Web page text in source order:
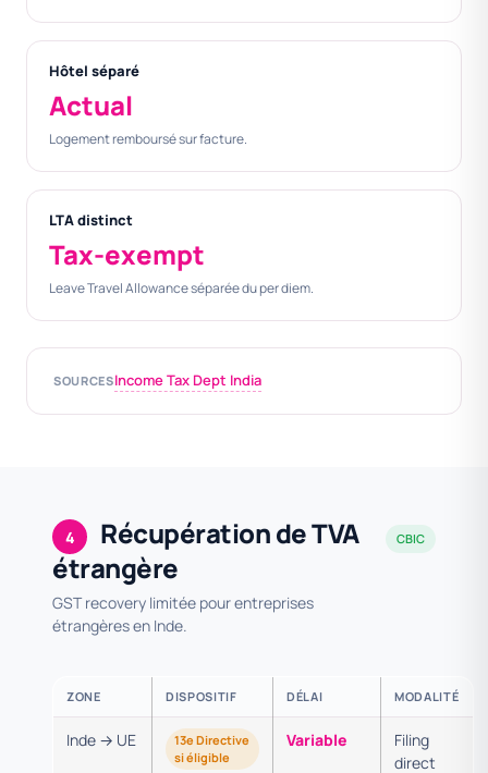
Hôtel séparé
Actual
Logement remboursé sur facture.
LTA distinct
Tax-exempt
Leave Travel Allowance séparée du per diem.
SOURCESIncome Tax Dept India
4
Récupération de TVA
étrangère
GST recovery limitée pour entreprises
étrangères en Inde.
CBIC
ZONE DISPOSITIF DÉLAI MODALITÉ
Inde → UE
13e Directive
si éligible
Variable
Filing
direct